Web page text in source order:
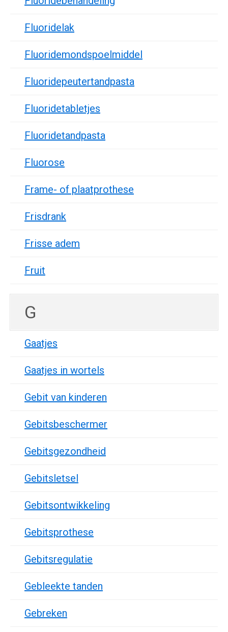
Fluoridelak
Fluoridemondspoelmiddel
Fluoridepeutertandpasta
Fluoridetabletjes
Fluoridetandpasta
Fluorose
Frame- of plaatprothese
Frisdrank
Frisse adem
Fruit
G
Gaatjes
Gaatjes in wortels
Gebit van kinderen
Gebitsbeschermer
Gebitsgezondheid
Gebitsletsel
Gebitsontwikkeling
Gebitsprothese
Gebitsregulatie
Gebleekte tanden
Gebreken